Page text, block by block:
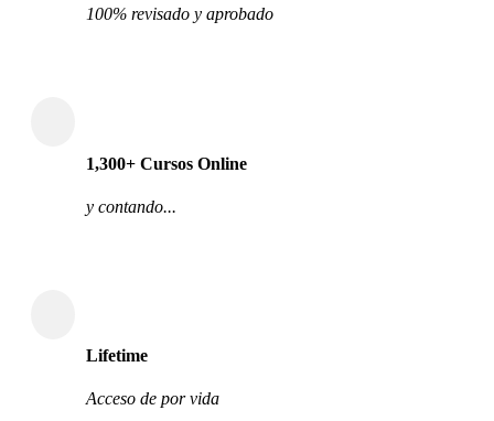
100% revisado y aprobado
1,300+ Cursos Online
y contando...
Lifetime
Acceso de por vida